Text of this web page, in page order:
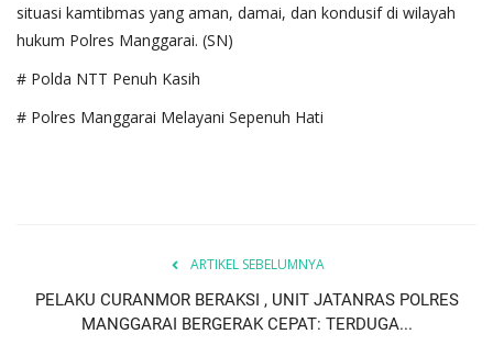
situasi kamtibmas yang aman, damai, dan kondusif di wilayah
hukum Polres Manggarai. (SN)
# Polda NTT Penuh Kasih
# Polres Manggarai Melayani Sepenuh Hati
ARTIKEL SEBELUMNYA
PELAKU CURANMOR BERAKSI , UNIT JATANRAS POLRES
MANGGARAI BERGERAK CEPAT: TERDUGA...